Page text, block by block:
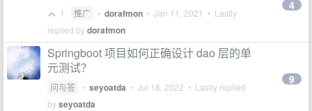
1 推广 • dorafmon • Jan 11, 2021 • Lastly
replied bydorafmon
4
Springboot 项目如何正确设计 dao 层的单
元测试？
问与答 • seyoatda • Jul 18, 2022 • Lastly replied
byseyoatda
9